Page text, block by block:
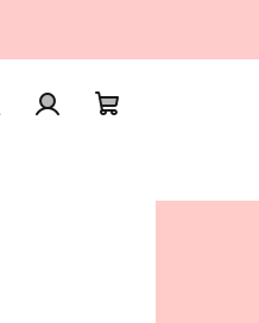
košík